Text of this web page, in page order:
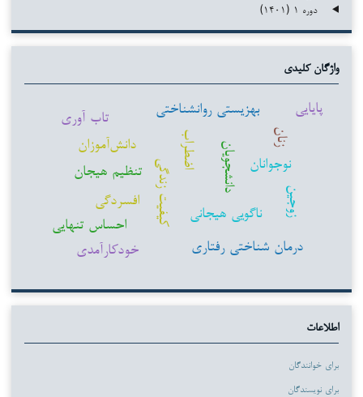
دوره ۱ (۱۴۰۱)
واژگان کلیدی
اضطراب دانشجویان کیفیت زندگی نوجوانان
افسردگی
بهزیستی روانشناختی
دانش‌آموزان
زنان
تنظیم هیجان
درمان شناختی رفتاری
ناگویی هیجانی
احساس تنهایی
زوجین
تاب آوری
خودکارآمدی
پایایی
اطلاعات
برای خوانندگان
برای نویسندگان